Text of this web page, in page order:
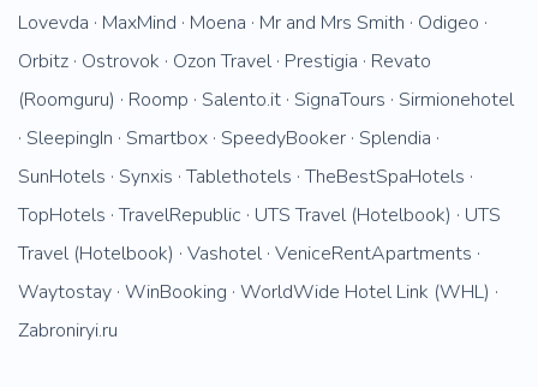
Lovevda · MaxMind · Moena · Mr and Mrs Smith · Odigeo ·
Orbitz · Ostrovok · Ozon Travel · Prestigia · Revato
(Roomguru) · Roomp · Salento.it · SignaTours · Sirmionehotel
· SleepingIn · Smartbox · SpeedyBooker · Splendia ·
SunHotels · Synxis · Tablethotels · TheBestSpaHotels ·
TopHotels · TravelRepublic · UTS Travel (Hotelbook) · UTS
Travel (Hotelbook) · Vashotel · VeniceRentApartments ·
Waytostay · WinBooking · WorldWide Hotel Link (WHL) ·
Zabroniryi.ru